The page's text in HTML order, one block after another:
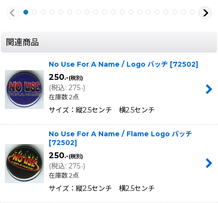
関連商品
No Use For A Name / Logo バッヂ [72502]
250.-(税別)
(税込: 275.-)
在庫数 2点
サイズ：縦2.5センチ 横2.5センチ
No Use For A Name / Flame Logo パッチ
[72502]
250.-(税別)
(税込: 275.-)
在庫数 2点
サイズ：縦2.5センチ 横2.5センチ